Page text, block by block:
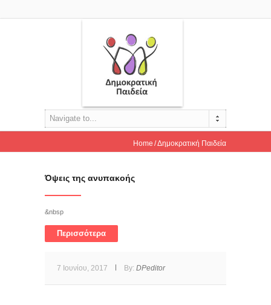
Navigate to...
Home Δημοκρατική Παιδεία
Όψεις της ανυπακοής
&nbsp
Περισσότερα
7 Ιουνίου, 2017 By: DPeditor